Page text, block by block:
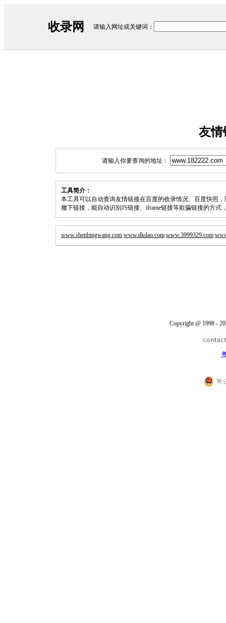
收录网 请输入网址或关键词：
友情
请输入你要查询的地址：
工具简介：
本工具可以自动查询友情链接在百度的收录情况、百度快照
撤下链接，能自动识别JS链接、iframe链接等欺骗链接的方式
www.shenbingwang.com www.dkdao.com www.3999329.com
Copyright @ 1998 -
粤